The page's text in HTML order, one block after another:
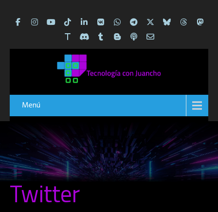
Menú
Twitter